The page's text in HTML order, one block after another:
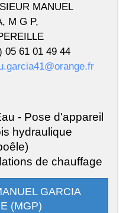
MANUEL
M G P,
05 61 01 49 44
- Pose d'appareil
hydraulique
de chauffage
GARCIA
(MGP)